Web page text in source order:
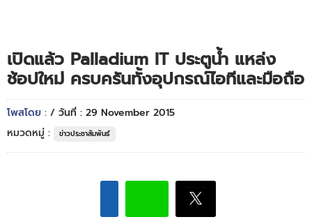
เปิดแล้ว Palladium IT ประตูน้ำ แหล่ง
ช้อปใหม่ ครบครันทั้งอุปกรณ์ไอทีและมือถือ
โพสโดย : / วันที่ : 29 November 2015
หมวดหมู่ :
ข่าวประชาสัมพันธ์